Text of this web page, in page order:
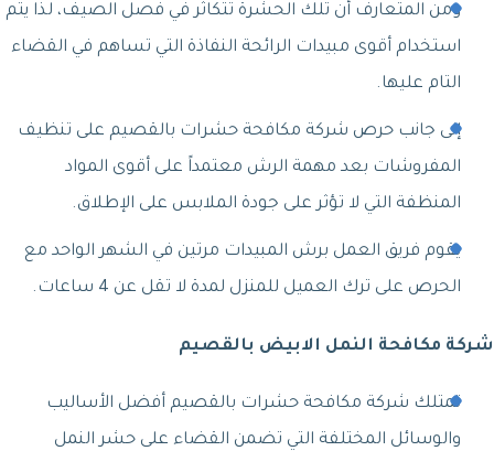
ومن المتعارف أن تلك الحشرة تتكاثر في فصل الصيف، لذا يتم
استخدام أقوى مبيدات الرائحة النفاذة التي تساهم في القضاء
التام عليها.
إلى جانب حرص شركة مكافحة حشرات بالقصيم على تنظيف
المفروشات بعد مهمة الرش معتمداً على أقوى المواد
المنظفة التي لا تؤثر على جودة الملابس على الإطلاق.
يقوم فريق العمل برش المبيدات مرتين في الشهر الواحد مع
الحرص على ترك العميل للمنزل لمدة لا تقل عن 4 ساعات.
شركة مكافحة النمل الابيض بالقصيم
تمتلك شركة مكافحة حشرات بالقصيم أفضل الأساليب
والوسائل المختلفة التي تضمن القضاء على حشر النمل